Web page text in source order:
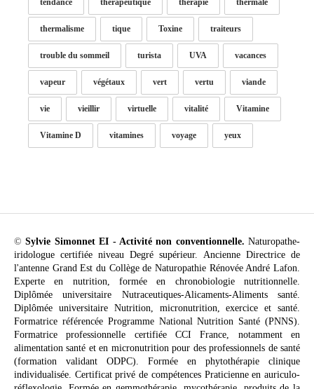
tendance thérapeutique thérapie thermale
thermalisme tique Toxine traiteurs
trouble du sommeil turista UVA vacances
vapeur végétaux vert vertu viande
vie vieillir virtuelle vitalité Vitamine
Vitamine D vitamines voyage yeux
©Sylvie Simonnet EI - Activité non conventionnelle. Naturopathe-
iridologue certifiée niveau Degré supérieur. Ancienne Directrice de
l'antenne Grand Est du Collège de Naturopathie Rénovée André Lafon.
Experte en nutrition, formée en chronobiologie nutritionnelle.
Diplômée universitaire Nutraceutiques-Alicaments-Aliments santé.
Diplômée universitaire Nutrition, micronutrition, exercice et santé.
Formatrice référencée Programme National Nutrition Santé (PNNS).
Formatrice professionnelle certifiée CCI France, notamment en
alimentation santé et en micronutrition pour des professionnels de santé
(formation validant ODPC). Formée en phytothérapie clinique
individualisée. Certificat privé de compétences Praticienne en auriculo-